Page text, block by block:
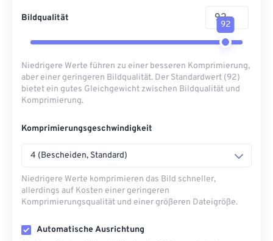
Bildqualität
92
Niedrigere Werte führen zu einer besseren Komprimierung,
aber einer geringeren Bildqualität. Der Standardwert (92)
bietet ein gutes Gleichgewicht zwischen Bildqualität und
Komprimierung.
Komprimierungsgeschwindigkeit
4 (Bescheiden, Standard)
Niedrigere Werte komprimieren das Bild schneller,
allerdings auf Kosten einer geringeren
Komprimierungsqualität und einer größeren Dateigröße.
Automatische Ausrichtung